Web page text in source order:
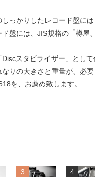
っかりしたレコード盤に
盤には、JIS規格の「樽屋
スタビライザー」として
りの大きさと重量が、必要
を、お薦め致します。
3 4